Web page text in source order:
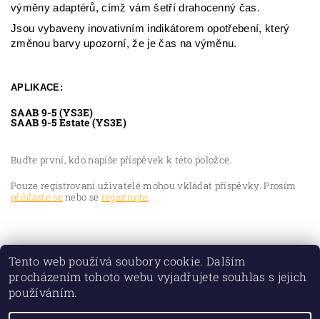
výměny adaptérů, címž vám šetří drahocenný čas.
Jsou vybaveny inovativním indikátorem opotřebení, který
změnou barvy upozorní, že je čas na výměnu.
APLIKACE:
SAAB 9-5 (YS3E)
SAAB 9-5 Estate (YS3E)
Buďte první, kdo napíše příspěvek k této položce.
Pouze registrovaní uživatelé mohou vkládat příspěvky. Prosím
přihlaste senebo se registrujte.
Tento web používá soubory cookie. Dalším
procházením tohoto webu vyjadřujete souhlas s jejich
používáním.